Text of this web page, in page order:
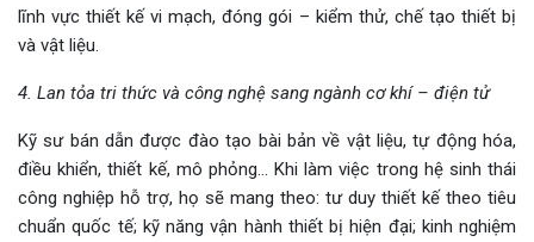
lĩnh vực thiết kế vi mạch, đóng gói – kiểm thử, chế tạo thiết bị
và vật liệu.
4. Lan tỏa tri thức và công nghệ sang ngành cơ khí – điện tử
Kỹ sư bán dẫn được đào tạo bài bản về vật liệu, tự động hóa,
điều khiển, thiết kế, mô phỏng… Khi làm việc trong hệ sinh thái
công nghiệp hỗ trợ, họ sẽ mang theo: tư duy thiết kế theo tiêu
chuẩn quốc tế; kỹ năng vận hành thiết bị hiện đại; kinh nghiệm